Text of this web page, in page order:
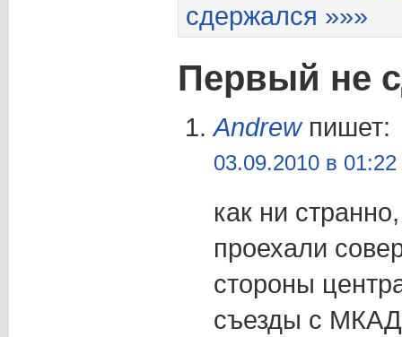
сдержался »»»
Первый не
Andrewпишет:
03.09.2010 в 01:22
как ни
проехали
стороны
съезды с